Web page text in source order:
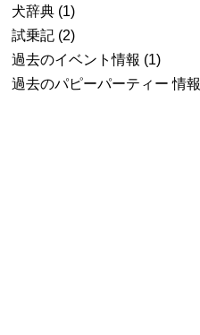
犬辞典 (1)
試乗記 (2)
過去のイベント情報 (1)
過去のパピーパーティー 情報